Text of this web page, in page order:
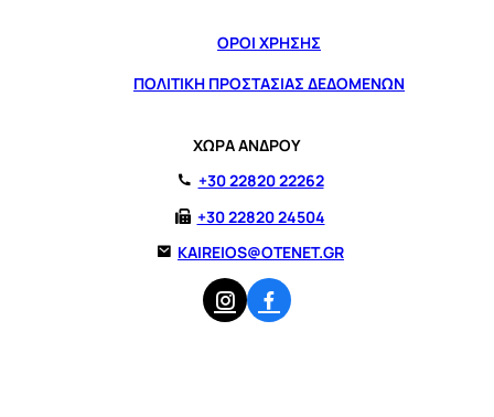
ΟΡΟΙ ΧΡΗΣΗΣ
ΠΟΛΙΤΙΚΗ ΠΡΟΣΤΑΣΙΑΣ ΔΕΔΟΜΕΝΩΝ
ΧΩΡΑ ΑΝΔΡΟΥ
+30 22820 22262
+30 22820 24504
KAIREIOS@OTENET.GR